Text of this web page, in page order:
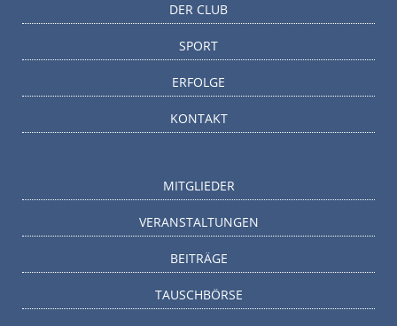
DER CLUB
SPORT
ERFOLGE
KONTAKT
MITGLIEDER
VERANSTALTUNGEN
BEITRÄGE
TAUSCHBÖRSE